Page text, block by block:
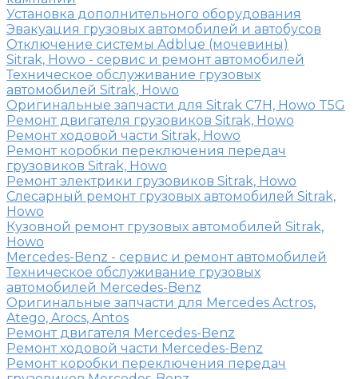
Установка дополнительного оборудования
Эвакуация грузовых автомобилей и автобусов
Отключение системы Adblue (мочевины)
Sitrak, Howo - сервис и ремонт автомобилей
Техническое обслуживание грузовых
автомобилей Sitrak, Howo
Оригинальные запчасти для Sitrak C7H, Howo T5G
Ремонт двигателя грузовиков Sitrak, Howo
Ремонт ходовой части Sitrak, Howo
Ремонт коробки переключения передач
грузовиков Sitrak, Howo
Ремонт электрики грузовиков Sitrak, Howo
Слесарный ремонт грузовых автомобилей Sitrak,
Howo
Кузовной ремонт грузовых автомобилей Sitrak,
Howo
Mercedes-Benz - сервис и ремонт автомобилей
Техническое обслуживание грузовых
автомобилей Mercedes-Benz
Оригинальные запчасти для Mercedes Actros,
Atego, Arocs, Antos
Ремонт двигателя Mercedes-Benz
Ремонт ходовой части Mercedes-Benz
Ремонт коробки переключения передач